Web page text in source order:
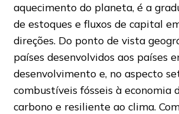
aquecimento do planeta, é a
de estoques e fluxos de capital
direções. Do ponto de vista
países desenvolvidos aos países
desenvolvimento e, no aspecto
combustíveis fósseis à economia
carbono e resiliente ao clima.